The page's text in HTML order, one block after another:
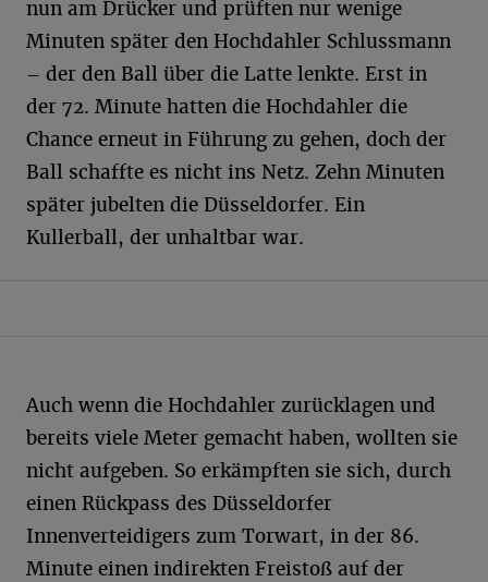
nun am Drücker und prüften nur wenige
Minuten später den Hochdahler Schlussmann
– der den Ball über die Latte lenkte. Erst in
der 72. Minute hatten die Hochdahler die
Chance erneut in Führung zu gehen, doch der
Ball schaffte es nicht ins Netz. Zehn Minuten
später jubelten die Düsseldorfer. Ein
Kullerball, der unhaltbar war.
Auch wenn die Hochdahler zurücklagen und
bereits viele Meter gemacht haben, wollten sie
nicht aufgeben. So erkämpften sie sich, durch
einen Rückpass des Düsseldorfer
Innenverteidigers zum Torwart, in der 86.
Minute einen indirekten Freistoß auf der